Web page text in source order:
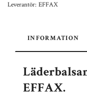
Leverantör: EFFAX
INFORMATION
EFFAX.